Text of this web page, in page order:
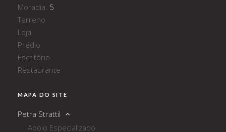
Moradia. 5
Terreno
Loja
Prédio
Escritório
Restaurante
MAPA DO SITE
Petra Strattil
Apoio Especializado